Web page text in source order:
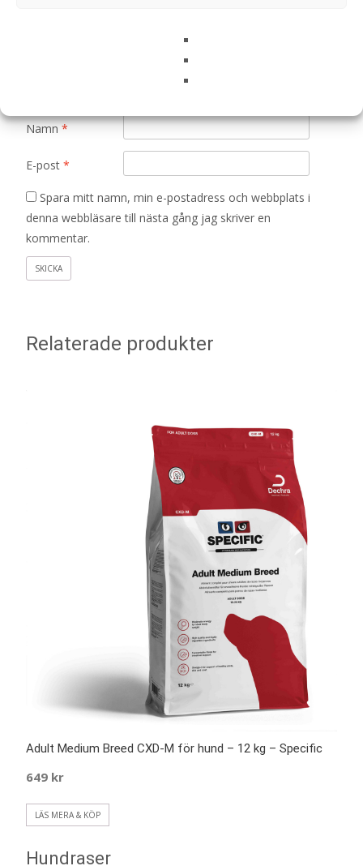
Namn*
E-post *
Spara mitt namn, min e-postadress och webbplats i
denna webbläsare till nästa gång jag skriver en
kommentar.
Relaterade produkter
Adult Medium Breed CXD-M för hund – 12 kg – Specific
649 kr
LÄS MERA & KÖP
Hundraser